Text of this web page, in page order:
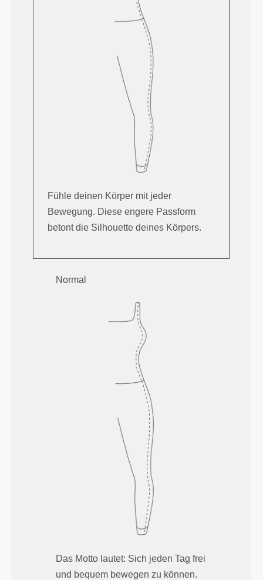
Fühle deinen Körper mit jeder
Bewegung. Diese engere Passform
betont die Silhouette deines Körpers.
Normal
Das Motto lautet: Sich jeden Tag frei
und bequem bewegen zu können.